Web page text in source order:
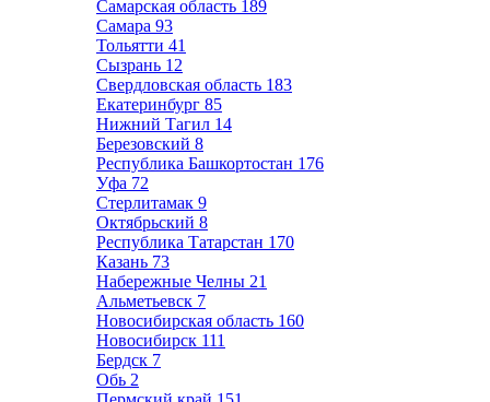
Самарская область 189
Самара 93
Тольятти 41
Сызрань 12
Свердловская область 183
Екатеринбург 85
Нижний Тагил 14
Березовский 8
Республика Башкортостан 176
Уфа 72
Стерлитамак 9
Октябрьский 8
Республика Татарстан 170
Казань 73
Набережные Челны 21
Альметьевск 7
Новосибирская область 160
Новосибирск 111
Бердск 7
Обь 2